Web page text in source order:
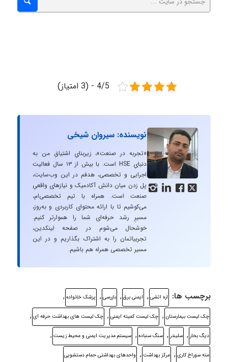
4/5 - (3 امتیاز)
   
نویسنده: سیروان شیخی
«تجربه در صنعت»، زیربنایِ اشتیاقِ من به
دنیایِ HSE است. با بیش از ۱۳ سال فعالیت
اجرایی و تخصصی، هدفم در این وب‌سایت،
پل زدن میان دانشِ آکادمیک و نیازهای واقعیِ
صنعت است. همراه با تیم تخصصی‌ام،
می‌کوشیم تا با ارائه محتوای کاربردی و به‌روز،
مسیرِ رشد حرفه‌ای شما را هموارتر کنیم.
خوشحال می‌شوم در صفحه لینکدین،
تجربیاتمان را به اشتراک بگذاریم و در این
مسیر تخصصی همراه هم باشیم.
برچسب ها: اره اتشی , ایمنی برق , بازرسی , پزشک خانواده ,
چک لیست بیمارستان , چک لیست کمیته ایمنی , چک لیست های بهداشت حرفه ای ,
دیگ بخار , سلیندر , سنگ سنباده , سیستم مدیریت ایمنی و محیط زیست ,
مته سوراخ کاری , مرکز بهداشت , واحدهای بهداشتی حمام دستشویی